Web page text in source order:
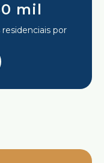
mil
por